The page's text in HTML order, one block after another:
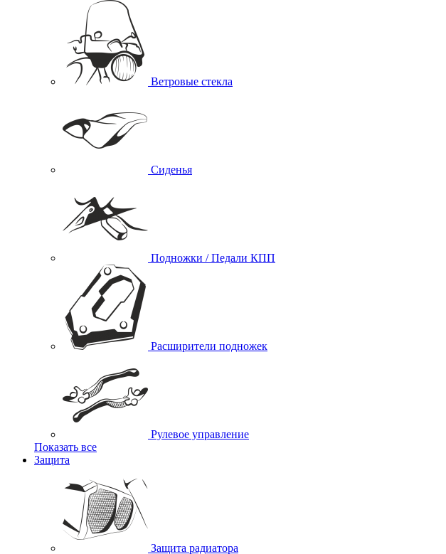
Ветровые стекла
Сиденья
Подножки / Педали КПП
Расширители подножек
Рулевое управление
Показать все
Защита
Защита радиатора